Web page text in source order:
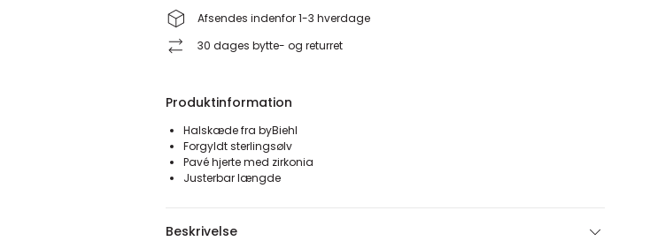
Afsendes indenfor 1-3 hverdage
30 dages bytte- og returret
Produktinformation
Halskæde fra byBiehl
Forgyldt sterlingsølv
Pavé hjerte med zirkonia
Justerbar længde
Beskrivelse